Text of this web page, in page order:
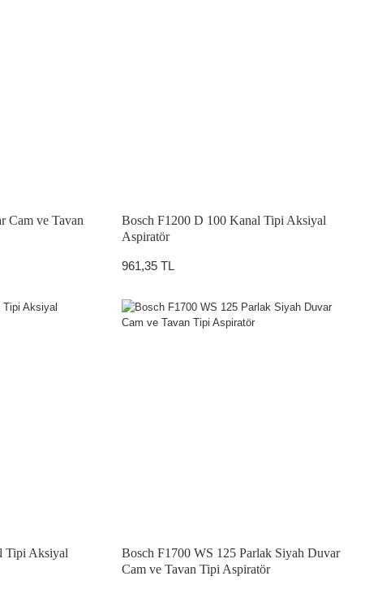
Cam ve Tavan
Bosch F1200 D 100 Kanal Tipi Aksiyal
Aspiratör
961,35 TL
Tipi Aksiyal
Bosch F1700 WS 125 Parlak Siyah Duvar
Cam ve Tavan Tipi Aspiratör